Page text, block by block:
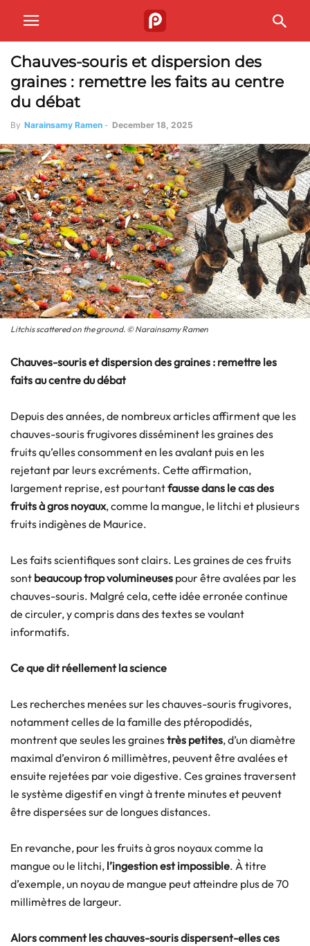
Chauves-souris et dispersion des
graines : remettre les faits au centre
du débat
By Narainsamy Ramen - December 18, 2025
Litchis scattered on the ground. © Narainsamy Ramen
Chauves-souris et dispersion des graines : remettre les
faits au centre du débat
Depuis des années, de nombreux articles affirment que les
chauves-souris frugivores disséminent les graines des
fruits qu’elles consomment en les avalant puis en les
rejetant par leurs excréments. Cette affirmation,
largement reprise, est pourtantfausse dans le cas des
fruits à gros noyaux, comme la mangue, le litchi et plusieurs
fruits indigènes de Maurice.
Les faits scientifiques sont clairs. Les graines de ces fruits
sont beaucoup trop volumineuses pour être avalées par les
chauves-souris. Malgré cela, cette idée erronée continue
de circuler, y compris dans des textes se voulant
informatifs.
Ce que dit réellement la science
Les recherches menées sur les chauves-souris frugivores,
notamment celles de la famille des ptéropodidés,
montrent que seules les grainestrès petites, d’un diamètre
maximal d’environ 6 millimètres, peuvent être avalées et
ensuite rejetées par voie digestive. Ces graines traversent
le système digestif en vingt à trente minutes et peuvent
être dispersées sur de longues distances.
En revanche, pour les fruits à gros noyaux comme la
mangue ou le litchi, l’ingestion est impossible. À titre
d’exemple, un noyau de mangue peut atteindre plus de 70
millimètres de largeur.
Alors comment les chauves-souris dispersent-elles ces